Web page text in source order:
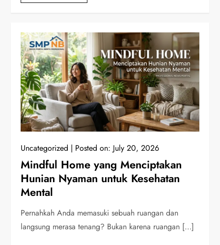
Uncategorized Posted on: July 20, 2026
Mindful Home yang Menciptakan
Hunian Nyaman untuk Kesehatan
Mental
Pernahkah Anda memasuki sebuah ruangan dan
langsung merasa tenang? Bukan karena ruangan […]